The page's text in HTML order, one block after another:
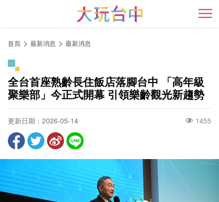
開
首頁 最新消息 最新消息
全台首座熟齡長住飯店落腳台中 「高年級
聚樂部」今正式開幕 引領樂齡觀光新趨勢
更新日期：2026-05-14 1455